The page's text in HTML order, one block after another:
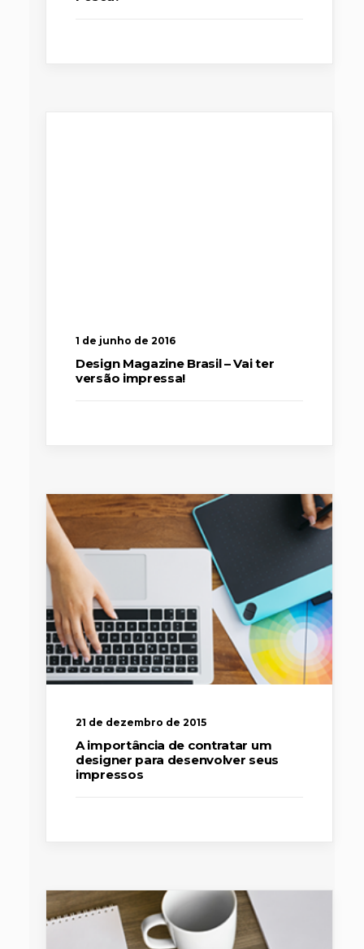
1 de junho de 2016
Design Magazine Brasil – Vai ter
versão impressa!
21 de dezembro de 2015
A importância de contratar um
designer para desenvolver seus
impressos